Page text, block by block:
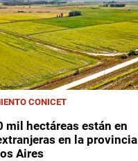
CONICET
mil hectáreas están en
en la provincia
Aires